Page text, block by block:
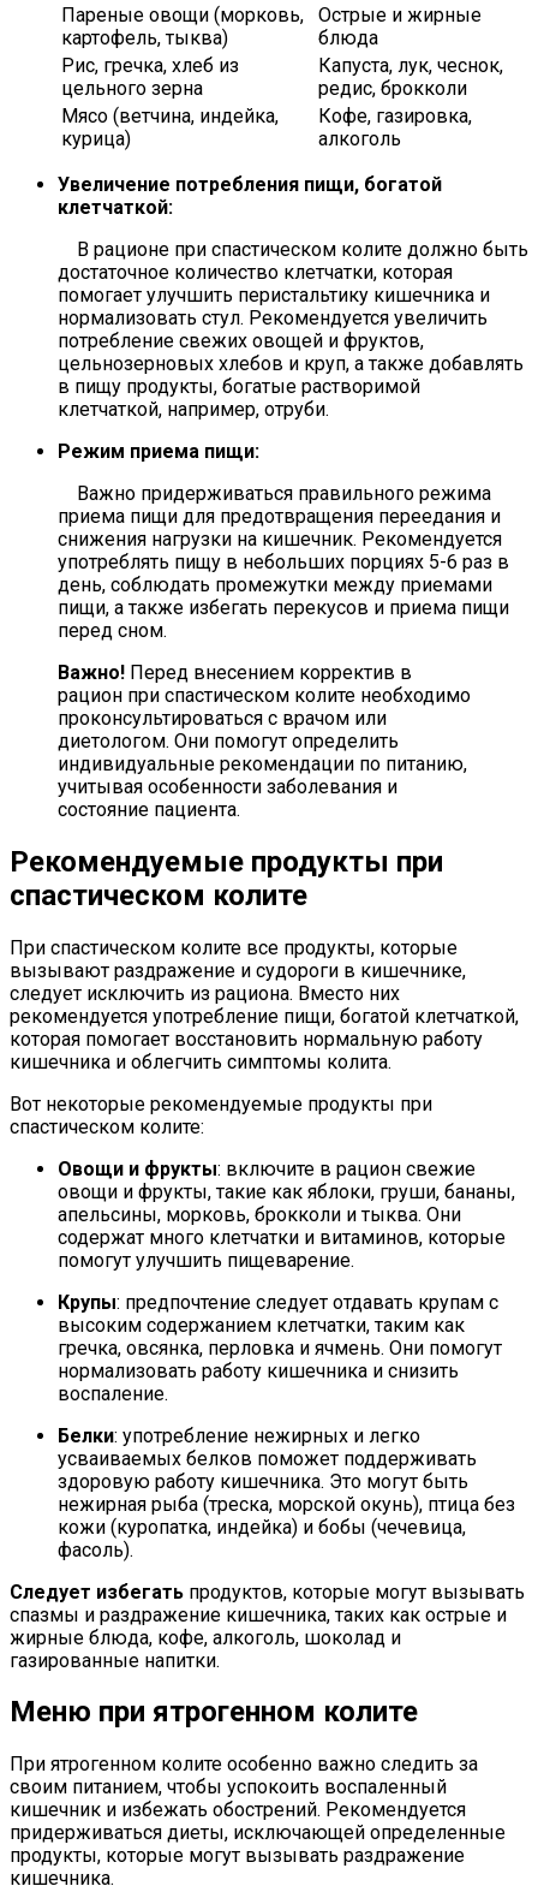
Пареные овощи (морковь,
картофель, тыква)
Острые и жирные
блюда
Рис, гречка, хлеб из
цельного зерна
Капуста, лук, чеснок,
редис, брокколи
Мясо (ветчина, индейка,
курица)
Кофе, газировка,
алкоголь
Увеличение потребления пищи, богатой
клетчаткой:
В рационе при спастическом колите должно быть
достаточное количество клетчатки, которая
помогает улучшить перистальтику кишечника и
нормализовать стул. Рекомендуется увеличить
потребление свежих овощей и фруктов,
цельнозерновых хлебов и круп, а также добавлять
в пищу продукты, богатые растворимой
клетчаткой, например, отруби.
Режим приема пищи:
Важно придерживаться правильного режима
приема пищи для предотвращения переедания и
снижения нагрузки на кишечник. Рекомендуется
употреблять пищу в небольших порциях 5-6 раз в
день, соблюдать промежутки между приемами
пищи, а также избегать перекусов и приема пищи
перед сном.
Важно! Перед внесением корректив в
рацион при спастическом колите необходимо
проконсультироваться с врачом или
диетологом. Они помогут определить
индивидуальные рекомендации по питанию,
учитывая особенности заболевания и
состояние пациента.
Рекомендуемые продукты при
спастическом колите
При спастическом колите все продукты, которые
вызывают раздражение и судороги в кишечнике,
следует исключить из рациона. Вместо них
рекомендуется употребление пищи, богатой клетчаткой,
которая помогает восстановить нормальную работу
кишечника и облегчить симптомы колита.
Вот некоторые рекомендуемые продукты при
спастическом колите:
Овощи и фрукты: включите в рацион свежие
овощи и фрукты, такие как яблоки, груши, бананы,
апельсины, морковь, брокколи и тыква. Они
содержат много клетчатки и витаминов, которые
помогут улучшить пищеварение.
Крупы: предпочтение следует отдавать крупам с
высоким содержанием клетчатки, таким как
гречка, овсянка, перловка и ячмень. Они помогут
нормализовать работу кишечника и снизить
воспаление.
Белки: употребление нежирных и легко
усваиваемых белков поможет поддерживать
здоровую работу кишечника. Это могут быть
нежирная рыба (треска, морской окунь), птица без
кожи (куропатка, индейка) и бобы (чечевица,
фасоль).
Следует избегать продуктов, которые могут вызывать
спазмы и раздражение кишечника, таких как острые и
жирные блюда, кофе, алкоголь, шоколад и
газированные напитки.
Меню при ятрогенном колите
При ятрогенном колите особенно важно следить за
своим питанием, чтобы успокоить воспаленный
кишечник и избежать обострений. Рекомендуется
придерживаться диеты, исключающей определенные
продукты, которые могут вызывать раздражение
кишечника.